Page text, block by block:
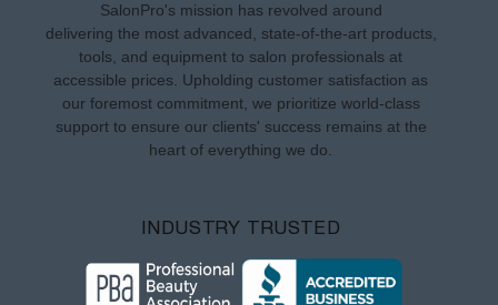
SalonPro's mission has revolved around
delivering the most advanced, state-of-the-art products,
tools, and equipment to salon professionals at
accessible prices. Upholding customer satisfaction as
our foremost commitment, we prioritize world-class
support to ensure our clients' success remains at the
heart of everything we do.
INDUSTRY TRUSTED